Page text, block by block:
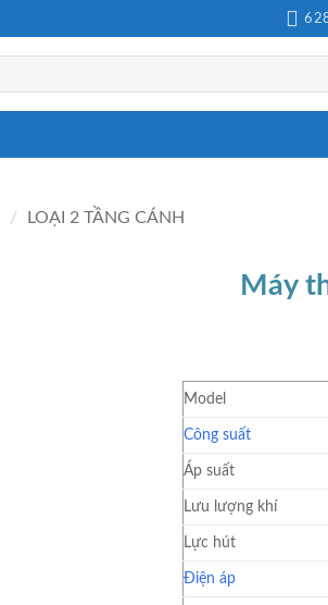
/ LOẠI 2 TẦNG CÁNH
Máy
Model
Công suất
Áp suất
Lưu lượng khí
Lực hút
Điện áp